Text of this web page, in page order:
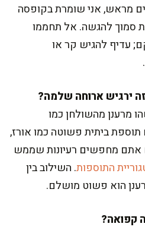
מראש, אני שומרת בקופסה
ופורסת סמוך להגשה. אל תחממו
עדיף להגיש קר או
מרענן מהשולחן כמו
תוספת ביתית פשוטה כמו אורז,
אתם מחפשים רעיונות שממש
התוספות. השילוב בין
הוא פשוט מושלם.